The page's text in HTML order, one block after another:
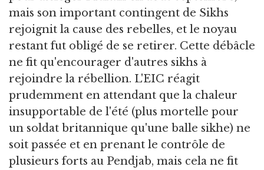
mais son important contingent de Sikhs
rejoignit la cause des rebelles, et le noyau
restant fut obligé de se retirer. Cette débâcle
ne fit qu'encourager d'autres sikhs à
rejoindre la rébellion. L'EIC réagit
prudemment en attendant que la chaleur
insupportable de l'été (plus mortelle pour
un soldat britannique qu'une balle sikhe) ne
soit passée et en prenant le contrôle de
plusieurs forts au Pendjab, mais cela ne fit